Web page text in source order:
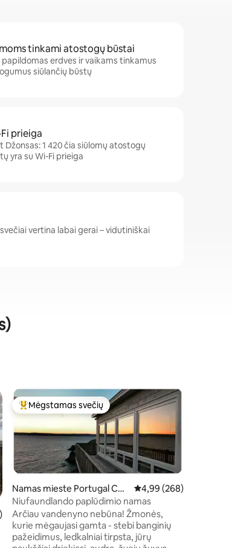
tinkami atostogų būstai
papildomas erdves ir vaikams tinkamus
siūlančių būstų
prieiga
Džonsas: 1 420 čia siūlomų atostogų
yra su Wi-Fi prieiga
vertina labai gerai – vidutiniškai
4,8 iš 5, atsiliepimų: 106
Svečių mėgstamiausias
Mėgstamas svečių
Namas mieste Portugal Cov
e-St. Philip's
Vidutinis įvertinimas:
4,99 (268)
Niufaundlando paplūdimio namas
Arčiau vandenyno nebūna! Žmonės,
kurie mėgaujasi gamta - stebi banginių
pažeidimus, ledkalniai tirpsta, jūrų